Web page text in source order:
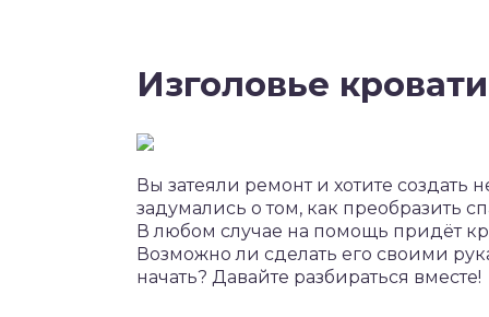
Изголовье
Вы затеяли ремонт и хотите
задумались о том, как преобразить
В любом случае на помощь придёт
Возможно ли сделать его своими
начать? Давайте разбираться вместе!